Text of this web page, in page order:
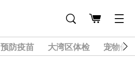
预防疫苗 大湾区体检 宠物健